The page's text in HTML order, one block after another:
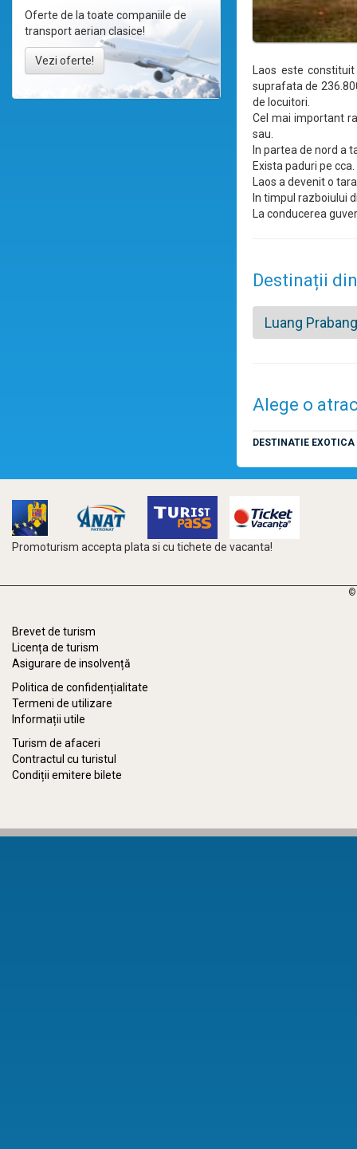
Oferte de la toate companiile de
transport aerian clasice!
Vezi oferte!
Laos este
suprafata de
de locuitori.
Cel mai important
sau.
In partea de nord a
Exista paduri pe
Laos a devenit o
In timpul razboiului
La conducerea
Destinații
Luang Prabang
Alege o
DESTINATIE EXOTICA
Promoturism accepta plata si cu tichete de vacanta!
©
Brevet de turism
Licența de turism
Asigurare de insolvență
Politica de confidențialitate
Termeni de utilizare
Informații utile
Turism de afaceri
Contractul cu turistul
Condiții emitere bilete